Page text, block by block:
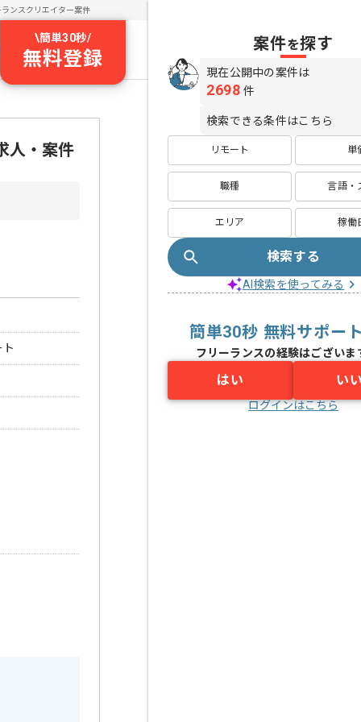
ランスクリエイター案件
\簡単30秒/
無料登録
人・案件
案件を探す
現在公開中の案件は
2698 件
検索できる条件はこちら
リモート 単
職種 言語・
エリア 稼働
検索する
AI検索を使ってみる
簡単30秒 無料サポー
フリーランスの経験はございま
はい い
ログインはこちら